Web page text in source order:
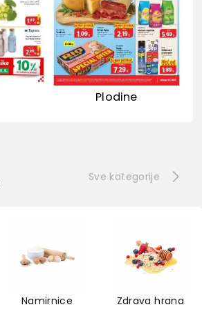
Plodine
Sve kategorije
Namirnice Zdrava hrana